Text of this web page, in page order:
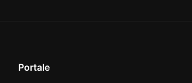
Portale